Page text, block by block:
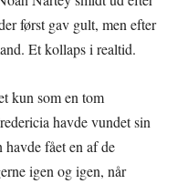
først gav gult, men efter
Et kollaps i realtid.
kun som en tom
havde vundet sin
fået en af de
igen og igen, når